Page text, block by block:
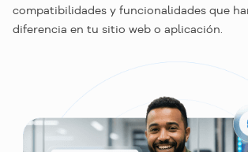
compatibilidades y funcionalidades que
diferencia en tu sitio web o aplicación.